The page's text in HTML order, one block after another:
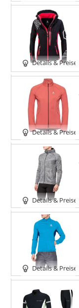
Details & Preise
Details & Preise
Details & Preise
Details & Preise